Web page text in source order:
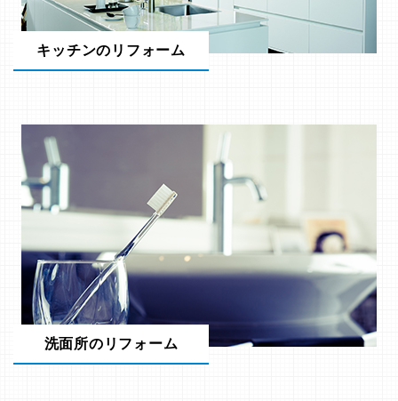
キッチンのリフォーム
洗面所のリフォーム